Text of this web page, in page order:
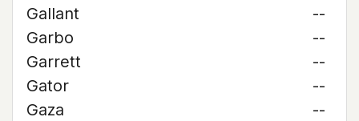
Gallant
--
Garbo
--
Garrett
--
Gator
--
Gaza
--